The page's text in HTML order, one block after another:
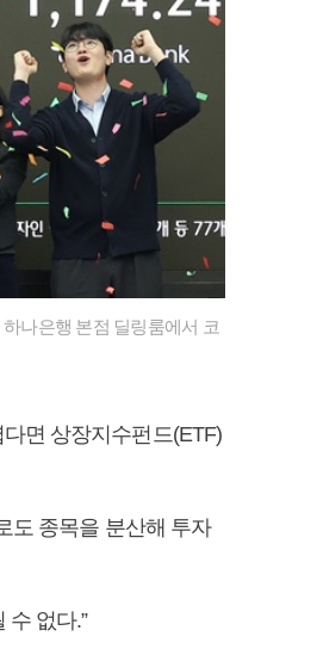
나은행 본점 딜링룸에서 코
면 상장지수펀드(ETF)
도 종목을 분산해 투자
수 없다.”